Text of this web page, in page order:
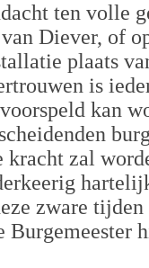
ten volle
Diever, of
plaats
is
kan
kracht zal
zware
Burgemeester